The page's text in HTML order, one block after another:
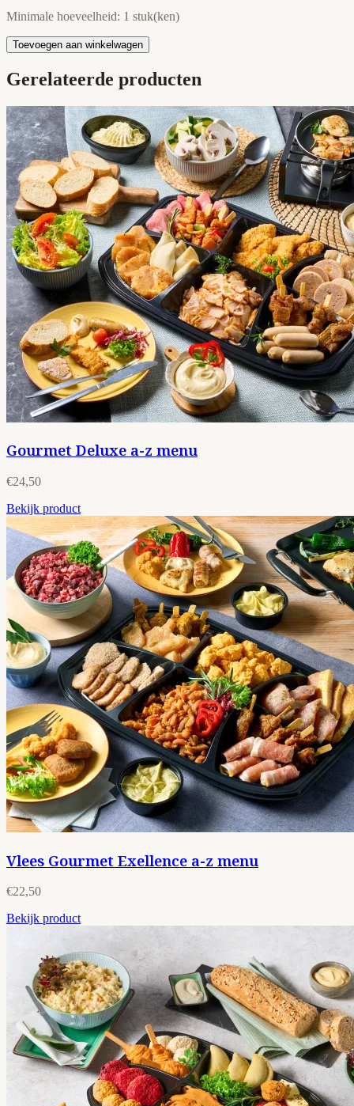
Minimale hoeveelheid: 1 stuk(ken)
Toevoegen aan winkelwagen
Gerelateerde producten
Gourmet Deluxe a-z menu
€24,50
Bekijk product
Vlees Gourmet Exellence a-z menu
€22,50
Bekijk product